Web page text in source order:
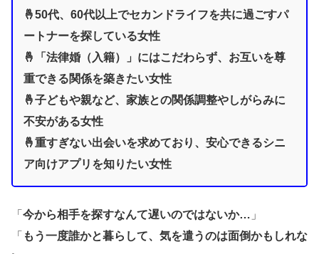
🤞50代、60代以上でセカンドライフを共に過ごすパ
ートナーを探している女性
🤞「法律婚（入籍）」にはこだわらず、お互いを尊
重できる関係を築きたい女性
🤞子どもや親など、家族との関係調整やしがらみに
不安がある女性
🤞重すぎない出会いを求めており、安心できるシニ
ア向けアプリを知りたい女性
「 今から相手を探すなんて遅いのではないか… 」
「 もう一度誰かと暮らして、気を遣うのは面倒かもしれな